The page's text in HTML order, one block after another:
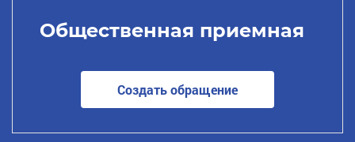
Общественная приемная
Создать обращение